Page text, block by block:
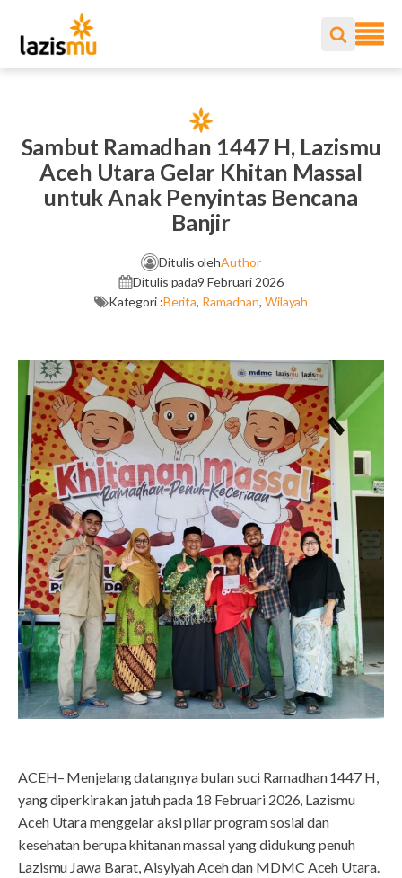
Sambut Ramadhan 1447 H, Lazismu
Aceh Utara Gelar Khitan Massal
untuk Anak Penyintas Bencana
Banjir
Ditulis olehAuthor
Ditulis pada9 Februari 2026
Kategori :Berita, Ramadhan, Wilayah
ACEH– Menjelang datangnya bulan suci Ramadhan 1447 H,
yang diperkirakan jatuh pada 18 Februari 2026, Lazismu
Aceh Utara menggelar aksi pilar program sosial dan
kesehatan berupa khitanan massal yang didukung penuh
Lazismu Jawa Barat, Aisyiyah Aceh dan MDMC Aceh Utara.